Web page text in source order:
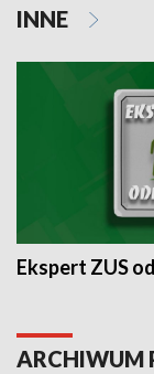
INNE
Ekspert ZUS
ARCHIWUM